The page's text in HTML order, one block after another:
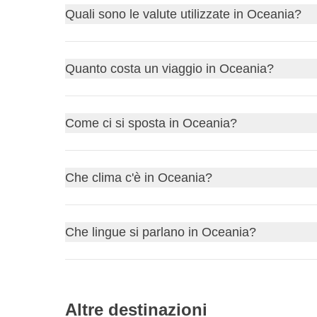
Tra le tappe più amate ci sono:
Le isole tropicali di Fiji, Bora Bora e Vanuatu
Quali sono le valute utilizzate in Oceania?
L'Australia usa il dollaro australiano (AUD)
Quanto costa un viaggio in Oceania?
Il budget è generalmente medio-alto: si possono
Come ci si sposta in Oceania?
Date le enormi distanze, i voli interni sono
Che clima c'è in Oceania?
Il clima varia dal tropicale nel nord dell'Australia
Che lingue si parlano in Oceania?
Altre destinazioni